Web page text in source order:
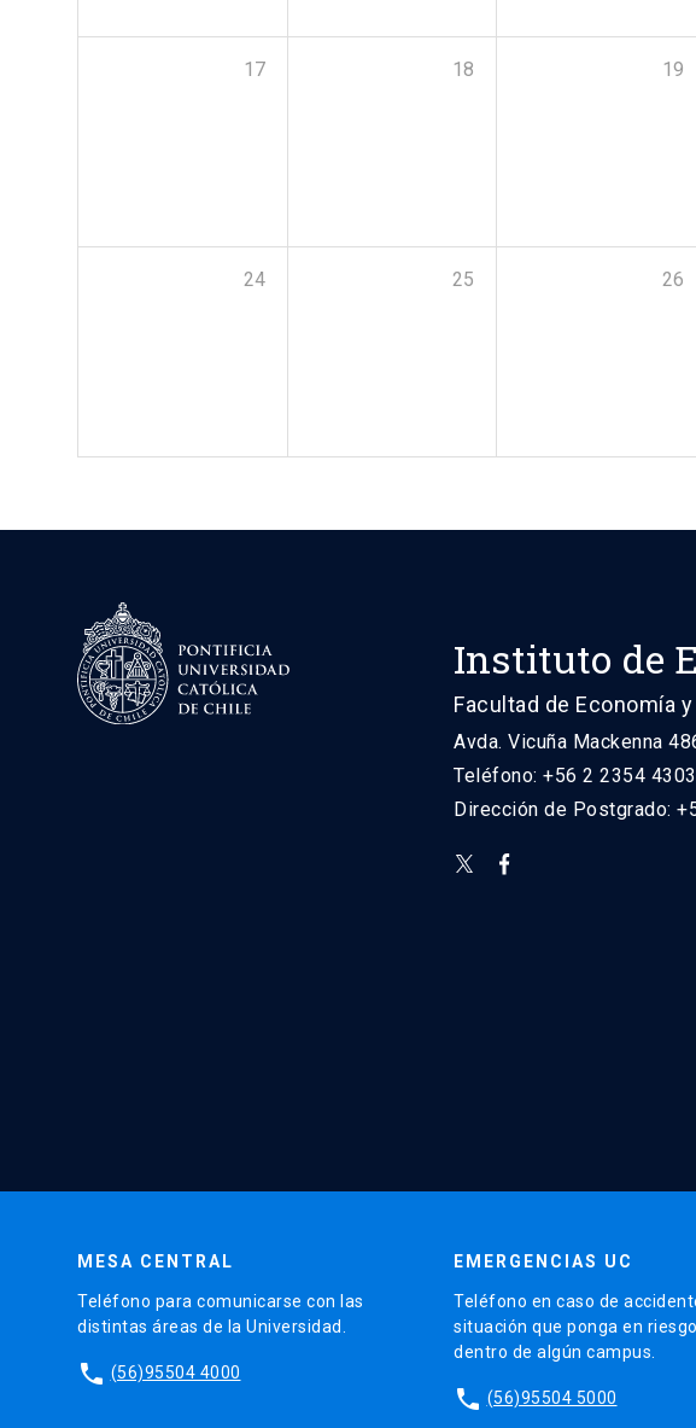
17 18 19
24 25 26
Instituto de
Facultad de Economía
Avda. Vicuña Mackenna
Teléfono: +56 2 2354 4303
Dirección de Postgrado:
MESA CENTRAL
Teléfono para comunicarse con las
distintas áreas de la Universidad.
phone (56)95504 4000
EMERGENCIAS UC
Teléfono en caso de
situación que ponga en
dentro de algún campus.
phone (56)95504 5000